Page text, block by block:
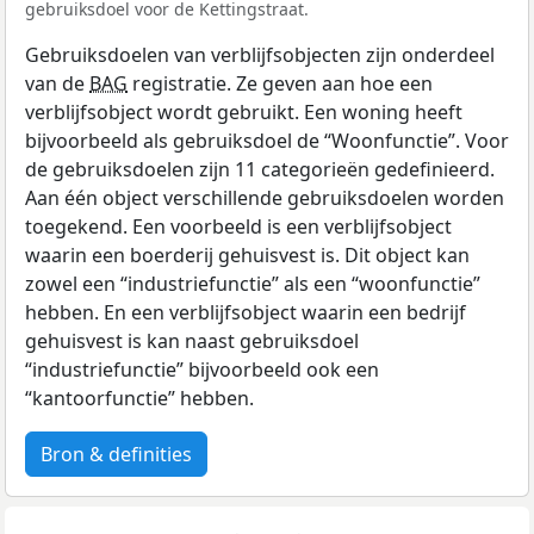
gebruiksdoel voor de Kettingstraat.
Gebruiksdoelen van verblijfsobjecten zijn onderdeel
van deBAG registratie. Ze geven aan hoe een
verblijfsobject wordt gebruikt. Een woning heeft
bijvoorbeeld als gebruiksdoel de “Woonfunctie”. Voor
de gebruiksdoelen zijn 11 categorieën gedefinieerd.
Aan één object verschillende gebruiksdoelen worden
toegekend. Een voorbeeld is een verblijfsobject
waarin een boerderij gehuisvest is. Dit object kan
zowel een “industriefunctie” als een “woonfunctie”
hebben. En een verblijfsobject waarin een bedrijf
gehuisvest is kan naast gebruiksdoel
“industriefunctie” bijvoorbeeld ook een
“kantoorfunctie” hebben.
Bron & definities